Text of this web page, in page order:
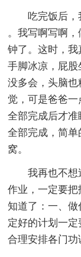
吃完饭后
。我写啊写啊
钟了。这时，我
手脚冰凉，屁
没多会，头脑
觉，可是爸爸
全部完成后才
全部完成，简
窝。
我再也不
作业，一定要
知道了：一、做
定好的计划一
合理安排各门功